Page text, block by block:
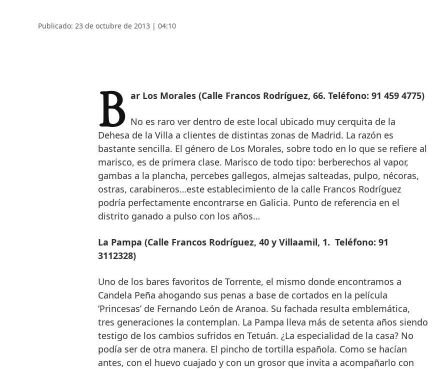
Publicado: 23 de octubre de 2013 | 04:10
Bar Los Morales (Calle Francos Rodríguez, 66. Teléfono: 91 459 4775)
No es raro ver dentro de este local ubicado muy cerquita de la
Dehesa de la Villa a clientes de distintas zonas de Madrid. La razón es
bastante sencilla. El género de Los Morales, sobre todo en lo que se refiere al
marisco, es de primera clase. Marisco de todo tipo: berberechos al vapor,
gambas a la plancha, percebes gallegos, almejas salteadas, pulpo, nécoras,
ostras, carabineros…este establecimiento de la calle Francos Rodríguez
podría perfectamente encontrarse en Galicia. Punto de referencia en el
distrito ganado a pulso con los años…
La Pampa (Calle Francos Rodríguez, 40 y Villaamil, 1. Teléfono: 91
3112328)
Uno de los bares favoritos de Torrente, el mismo donde encontramos a
Candela Peña ahogando sus penas a base de cortados en la película
‘Princesas’ de Fernando León de Aranoa. Su fachada resulta emblemática,
tres generaciones la contemplan. La Pampa lleva más de setenta años siendo
testigo de los cambios sufridos en Tetuán. ¿La especialidad de la casa? No
podía ser de otra manera. El pincho de tortilla española. Como se hacían
antes, con el huevo cuajado y con un grosor que invita a acompañarlo con